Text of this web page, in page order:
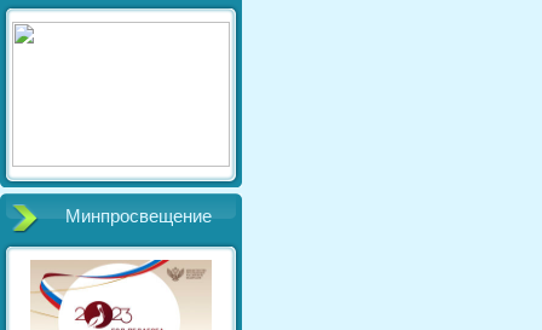
Минпросвещение